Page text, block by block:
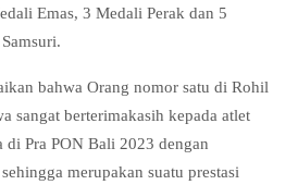
Emas, 3 Medali Perak dan 5
bahwa Orang nomor satu di Rohil
sangat berterimakasih kepada atlet
Pra PON Bali 2023 dengan
merupakan suatu prestasi